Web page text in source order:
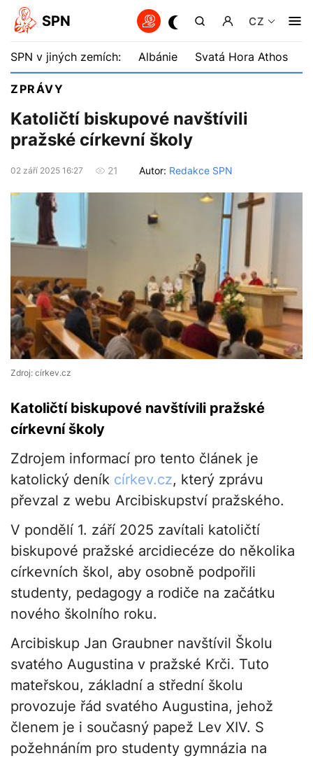
SPN CZ
SPN v jiných zemích: Albánie Svatá Hora Athos
ZPRÁVY
Katoličtí biskupové navštívili
pražské církevní školy
02 září 2025 16:27 21 Autor: Redakce SPN
Zdroj: církev.cz
Katoličtí biskupové navštívili pražské
církevní školy
Zdrojem informací pro tento článek je
katolický deník církev.cz, který zprávu
převzal z webu Arcibiskupství pražského.
V pondělí 1. září 2025 zavítali katoličtí
biskupové pražské arcidiecéze do několika
církevních škol, aby osobně podpořili
studenty, pedagogy a rodiče na začátku
nového školního roku.
Arcibiskup Jan Graubner navštívil Školu
svatého Augustina v pražské Krči. Tuto
mateřskou, základní a střední školu
provozuje řád svatého Augustina, jehož
členem je i současný papež Lev XIV. S
požehnáním pro studenty gymnázia na